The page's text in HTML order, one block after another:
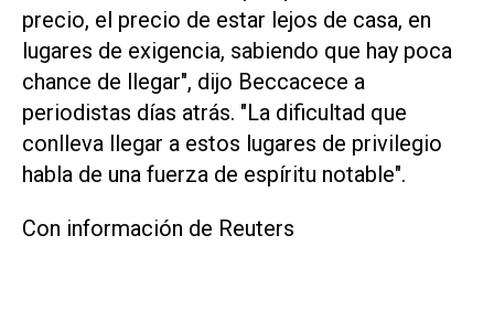
precio, el precio de estar lejos de casa, en
lugares de exigencia, sabiendo que hay poca
chance de llegar", dijo Beccacece a
periodistas días atrás. "La dificultad que
conlleva llegar a estos lugares de privilegio
habla de una fuerza de espíritu notable".
Con información de Reuters